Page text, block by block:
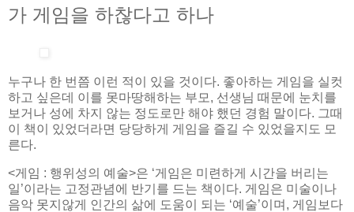
가 게임을 하찮다고 하나
누구나 한 번쯤 이런 적이 있을 것이다. 좋아하는 게임을 실컷
하고 싶은데 이를 못마땅해하는 부모, 선생님 때문에 눈치를
보거나 성에 차지 않는 정도로만 해야 했던 경험 말이다. 그때
이 책이 있었더라면 당당하게 게임을 즐길 수 있었을지도 모
른다.
<게임 : 행위성의 예술>은 ‘게임은 미련하게 시간을 버리는
일’이라는 고정관념에 반기를 드는 책이다. 게임은 미술이나
음악 못지않게 인간의 삶에 도움이 되는 ‘예술’이며, 게임보다